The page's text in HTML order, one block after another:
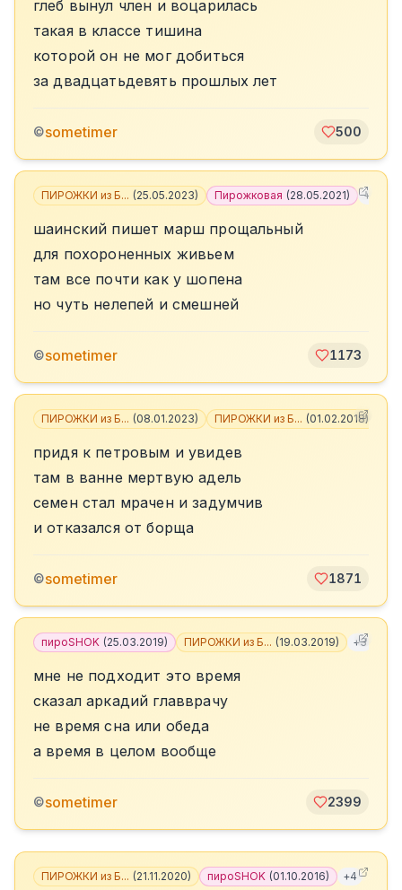
глеб вынул член и воцарилась
такая в классе тишина
которой он не мог добиться
за двадцатьдевять прошлых лет
©sometimer 500
ПИРОЖКИ из Б... (25.05.2023) Пирожковая (28.05.2021) +
шаинский пишет марш прощальный
для похороненных живьем
там все почти как у шопена
но чуть нелепей и смешней
©sometimer 1173
ПИРОЖКИ из Б... (08.01.2023) ПИРОЖКИ из Б... (01.02.2018)
придя к петровым и увидев
там в ванне мертвую адель
семен стал мрачен и задумчив
и отказался от борща
©sometimer 1871
пироSHOK (25.03.2019) ПИРОЖКИ из Б... (19.03.2019) +3
мне не подходит это время
сказал аркадий главврачу
не время сна или обеда
а время в целом вообще
©sometimer 2399
ПИРОЖКИ из Б... (21.11.2020) пироSHOK (01.10.2016) +4